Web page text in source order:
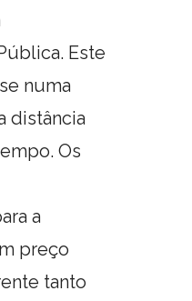
Este
numa
distância
Os
a
preço
tanto